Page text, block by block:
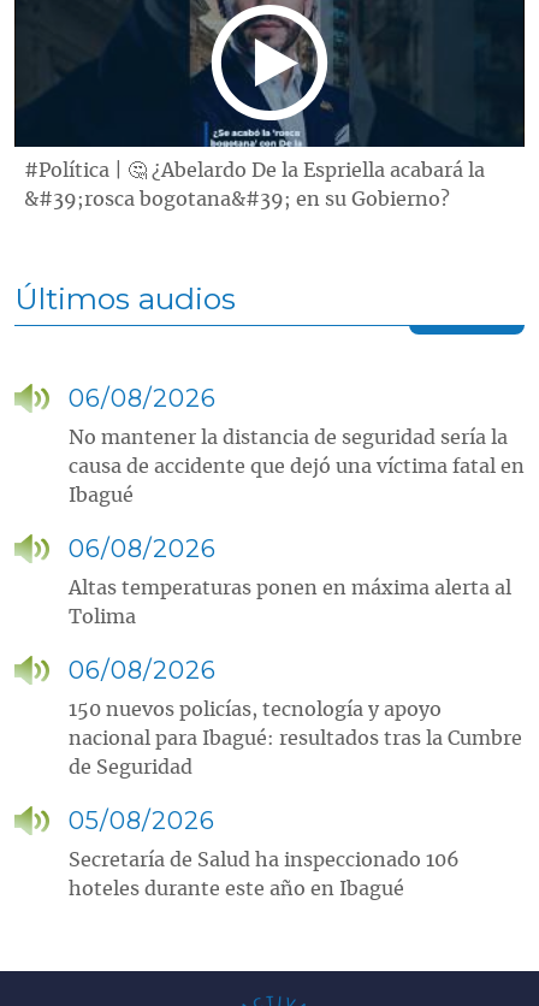
#Política | 🤔 ¿Abelardo De la Espriella acabará la
&#39;rosca bogotana&#39; en su Gobierno?
Últimos audios
06/08/2026
No mantener la distancia de seguridad sería la
causa de accidente que dejó una víctima fatal en
Ibagué
06/08/2026
Altas temperaturas ponen en máxima alerta al
Tolima
06/08/2026
150 nuevos policías, tecnología y apoyo
nacional para Ibagué: resultados tras la Cumbre
de Seguridad
05/08/2026
Secretaría de Salud ha inspeccionado 106
hoteles durante este año en Ibagué